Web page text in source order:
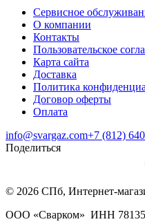
Сервисное
О компании
Контакты
Пользовательское
Карта сайта
Доставка
Политика
Договор оферты
Оплата
info@svargaz.com+7 (812)
Поделиться
© 2026 СПб, Интернет-
ООО «Сварком» ИНН